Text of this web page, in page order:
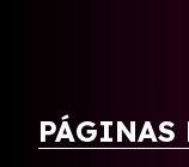
PÁGINAS